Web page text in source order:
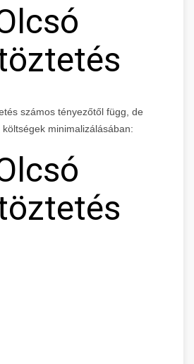
számos tényezőtől függ, de
minimalizálásában: